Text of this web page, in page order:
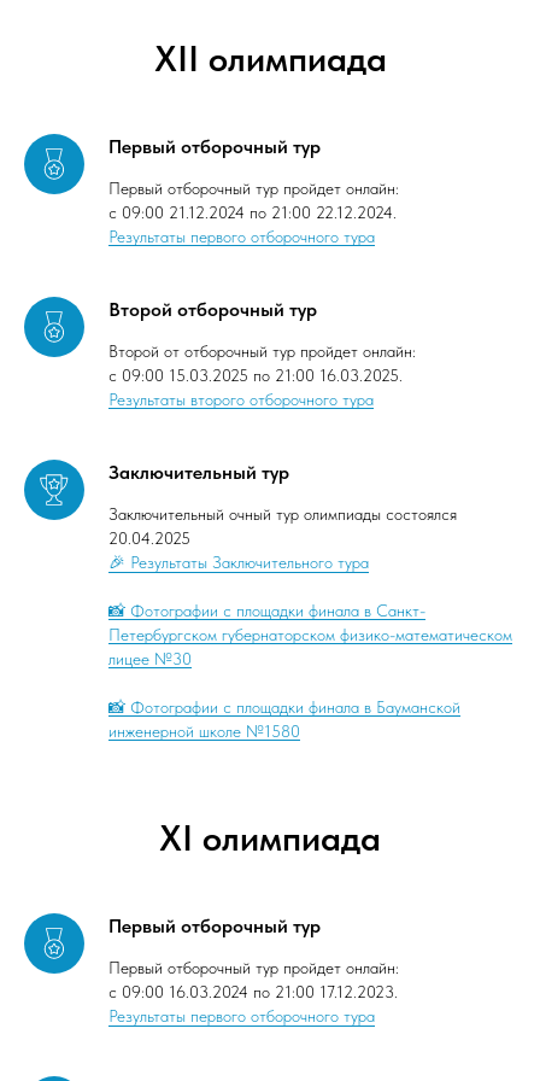
XII олимпиада
Первый отборочный тур
Первый отборочный тур пройдет онлайн:
с 09:00 21.12.2024 по 21:00 22.12.2024.
Результаты первого отборочного тура
Второй отборочный тур
Второй от отборочный тур пройдет онлайн:
с 09:00 15.03.2025 по 21:00 16.03.2025.
Результаты второго отборочного тура
Заключительный тур
Заключительный очный тур олимпиады состоялся
20.04.2025
🎉 Результаты Заключительного тура
📸 Фотографии с площадки финала в Санкт-
Петербургском губернаторском физико-математическом
лицее №30
📸 Фотографии с площадки финала в Бауманской
инженерной школе №1580
XI олимпиада
Первый отборочный тур
Первый отборочный тур пройдет онлайн:
с 09:00 16.03.2024 по 21:00 17.12.2023.
Результаты первого отборочного тура